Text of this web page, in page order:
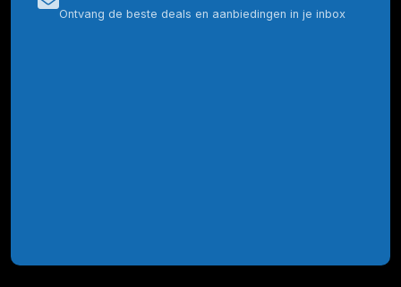
Ontvang de beste deals en aanbiedingen in je inbox